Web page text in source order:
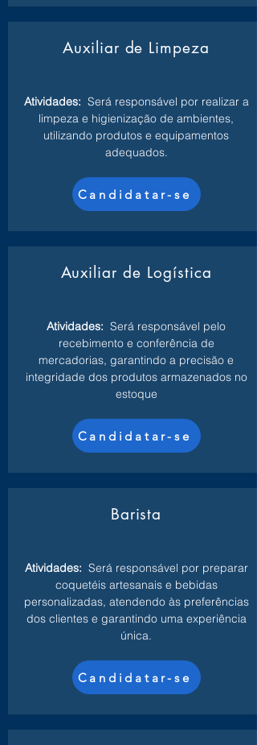
Auxiliar de Limpeza
Atividades: Será responsável por realizar a
limpeza e higienização de ambientes,
utilizando produtos e equipamentos
adequados.
Candidatar-se
Auxiliar de Logística
Atividades: Será responsável pelo
recebimento e conferência de
mercadorias, garantindo a precisão e
integridade dos produtos armazenados no
estoque
Candidatar-se
Barista
Atividades: Será responsável por preparar
coquetéis artesanais e bebidas
personalizadas, atendendo às preferências
dos clientes e garantindo uma experiência
única.
Candidatar-se